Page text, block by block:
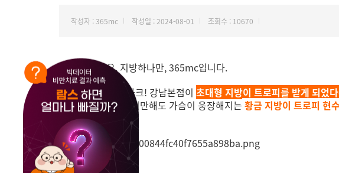
작성자 : 365mc 작성일 : 2024-08-01 조회수 : 10670
안녕하세요. 지방하나만, 365mc입니다.
신사역의 랜드마크! 강남본점이 초대형 지방이 트로피를 받게 되었
들으셨나요? 보기만해도 가슴이 웅장해지는 황금 지방이 트로피 현